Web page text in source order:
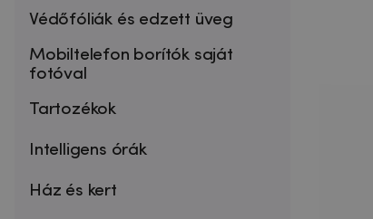
Védőfóliák és edzett üveg
Mobiltelefon borítók saját
fotóval
Tartozékok
Intelligens órák
Ház és kert